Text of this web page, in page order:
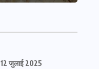
12 जुलाई 2025